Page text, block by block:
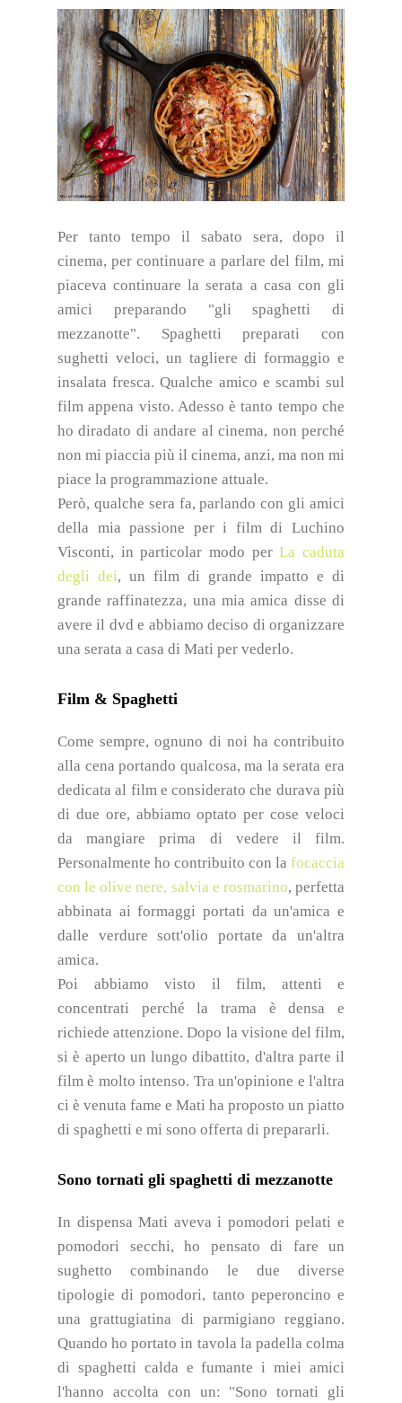
Per tanto tempo il sabato sera, dopo il
cinema, per continuare a parlare del film, mi
piaceva continuare la serata a casa con gli
amici preparando "gli spaghetti di
mezzanotte". Spaghetti preparati con
sughetti veloci, un tagliere di formaggio e
insalata fresca. Qualche amico e scambi sul
film appena visto. Adesso è tanto tempo che
ho diradato di andare al cinema, non perché
non mi piaccia più il cinema, anzi, ma non mi
piace la programmazione attuale.
Però, qualche sera fa, parlando con gli amici
della mia passione per i film di Luchino
Visconti, in particolar modo perLa caduta
degli dei, un film di grande impatto e di
grande raffinatezza, una mia amica disse di
avere il dvd e abbiamo deciso di organizzare
una serata a casa di Mati per vederlo.
Film & Spaghetti
Come sempre, ognuno di noi ha contribuito
alla cena portando qualcosa, ma la serata era
dedicata al film e considerato che durava più
di due ore, abbiamo optato per cose veloci
da mangiare prima di vedere il film.
Personalmente ho contribuito con la focaccia
con le olive nere, salvia e rosmarino, perfetta
abbinata ai formaggi portati da un'amica e
dalle verdure sott'olio portate da un'altra
amica.
Poi abbiamo visto il film, attenti e
concentrati perché la trama è densa e
richiede attenzione. Dopo la visione del film,
si è aperto un lungo dibattito, d'altra parte il
film è molto intenso. Tra un'opinione e l'altra
ci è venuta fame e Mati ha proposto un piatto
di spaghetti e mi sono offerta di prepararli.
Sono tornati gli spaghetti di mezzanotte
In dispensa Mati aveva i pomodori pelati e
pomodori secchi, ho pensato di fare un
sughetto combinando le due diverse
tipologie di pomodori, tanto peperoncino e
una grattugiatina di parmigiano reggiano.
Quando ho portato in tavola la padella colma
di spaghetti calda e fumante i miei amici
l'hanno accolta con un: "Sono tornati gli